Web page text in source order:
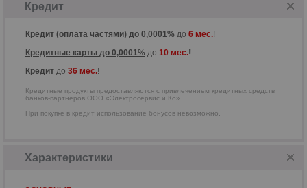
Кредит
Кредит (оплата частями) до 0,0001% до 6 мес.!
Кредитные карты до 0,0001% до 10 мес.!
Кредит до 36 мес.!
Кредитные продукты предоставляются с привлечением кредитных средств
банков-партнеров ООО «Электросервис и Ко».
При покупке в кредит использование бонусов невозможно.
Характеристики